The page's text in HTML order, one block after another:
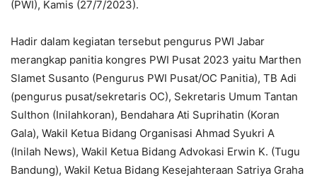
(PWI), Kamis (27/7/2023).
Hadir dalam kegiatan tersebut pengurus PWI Jabar
merangkap panitia kongres PWI Pusat 2023 yaitu Marthen
Slamet Susanto (Pengurus PWI Pusat/OC Panitia), TB Adi
(pengurus pusat/sekretaris OC), Sekretaris Umum Tantan
Sulthon (Inilahkoran), Bendahara Ati Suprihatin (Koran
Gala), Wakil Ketua Bidang Organisasi Ahmad Syukri A
(Inilah News), Wakil Ketua Bidang Advokasi Erwin K. (Tugu
Bandung), Wakil Ketua Bidang Kesejahteraan Satriya Graha